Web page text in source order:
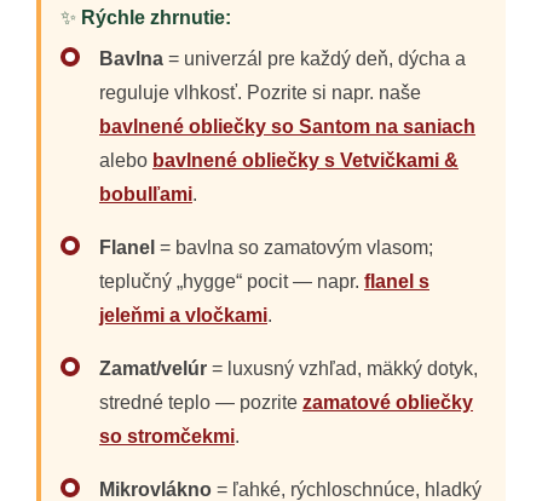
✨ Rýchle zhrnutie:
Bavlna = univerzál pre každý deň, dýcha a
reguluje vlhkosť. Pozrite si napr. naše
bavlnené obliečky so Santom na saniach
alebo bavlnené obliečky s Vetvičkami &
bobulľami.
Flanel = bavlna so zamatovým vlasom;
teplučný „hygge“ pocit — napr. flanel s
jeleňmi a vločkami.
Zamat/velúr = luxusný vzhľad, mäkký dotyk,
stredné teplo — pozrite zamatové obliečky
so stromčekmi.
Mikrovlákno = ľahké, rýchloschnúce, hladký